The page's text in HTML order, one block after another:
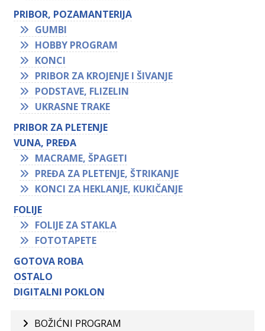
PRIBOR, POZAMANTERIJA
GUMBI
HOBBY PROGRAM
KONCI
PRIBOR ZA KROJENJE I ŠIVANJE
PODSTAVE, FLIZELIN
UKRASNE TRAKE
PRIBOR ZA PLETENJE
VUNA, PREĐA
MACRAME, ŠPAGETI
PREĐA ZA PLETENJE, ŠTRIKANJE
KONCI ZA HEKLANJE, KUKIČANJE
FOLIJE
FOLIJE ZA STAKLA
FOTOTAPETE
GOTOVA ROBA
OSTALO
DIGITALNI POKLON
BOŽIĆNI PROGRAM